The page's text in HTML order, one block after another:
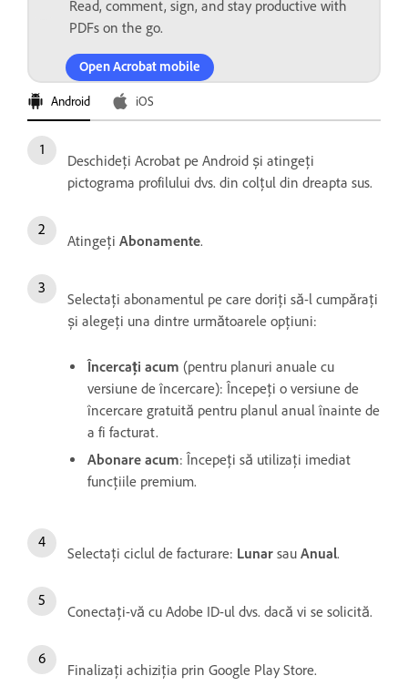
Read, comment, sign, and stay productive with
PDFs on the go.
Open Acrobat mobile
Android iOS
Deschideți Acrobat pe Android și atingeți
pictograma profilului dvs. din colțul din dreapta sus.
Atingeți Abonamente.
Selectați abonamentul pe care doriți să-l cumpărați
și alegeți una dintre următoarele opțiuni:
Încercați acum (pentru planuri anuale cu
versiune de încercare): Începeți o versiune de
încercare gratuită pentru planul anual înainte de
a fi facturat.
Abonare acum: Începeți să utilizați imediat
funcțiile premium.
Selectați ciclul de facturare: Lunar sau Anual.
Conectați-vă cu Adobe ID-ul dvs. dacă vi se solicită.
Finalizați achiziția prin Google Play Store.